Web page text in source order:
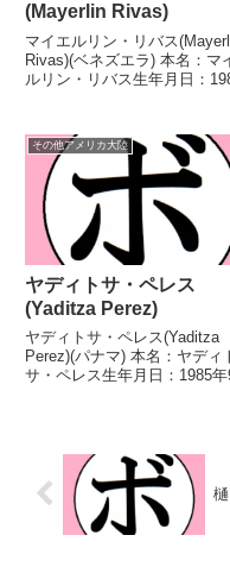
(Mayerlin Rivas)
マイエルリン・リバス
Rivas)(ベネズエラ) 本名：マ
ルリン・リバス生年月日：
得タイトル】WBA世界女子
タム級暫定王座第7代WBA...
その他アメリカ大陸
ヤディトサ・ペレス
(Yaditza Perez)
ヤディトサ・ペレス(Yaditza
Perez)(パナマ) 本名：ヤディ
サ・ペレス生年月日：1985年
級王座 【戦歴】2008/05...